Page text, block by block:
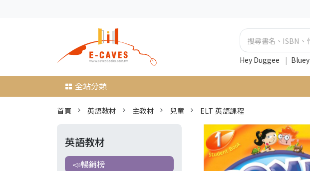
Hey Duggee | Bluey
全站分類
首頁 英語教材 主教材 兒童 ELT 英語課程
英語教材
📣暢銷榜